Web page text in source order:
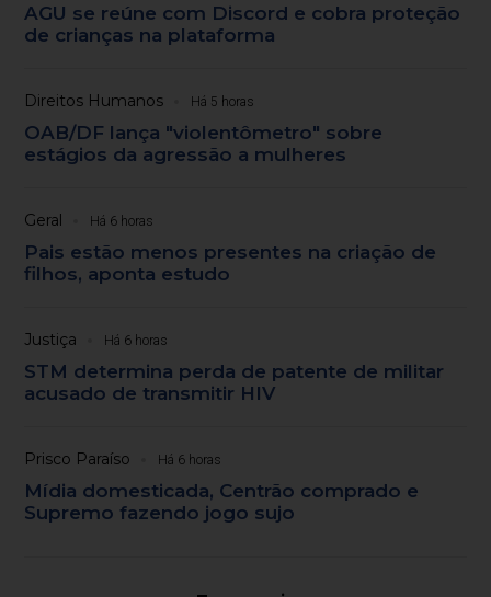
AGU se reúne com Discord e cobra proteção
de crianças na plataforma
Direitos Humanos Há 5 horas
OAB/DF lança "violentômetro" sobre
estágios da agressão a mulheres
Geral Há 6 horas
Pais estão menos presentes na criação de
filhos, aponta estudo
Justiça Há 6 horas
STM determina perda de patente de militar
acusado de transmitir HIV
Prisco Paraíso Há 6 horas
Mídia domesticada, Centrão comprado e
Supremo fazendo jogo sujo